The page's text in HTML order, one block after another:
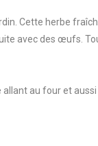
Cette herbe
avec des œufs.
au four et